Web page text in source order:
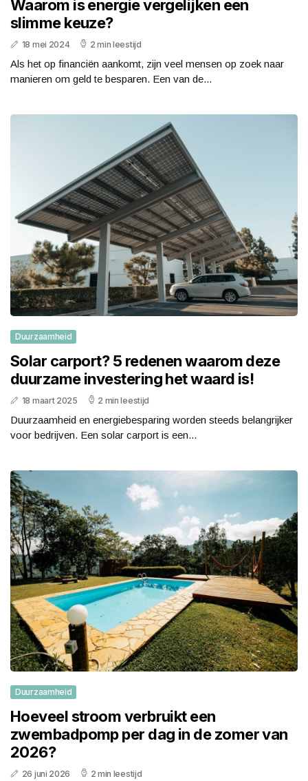
Waarom is energie vergelijken een
slimme keuze?
18 mei 2024 2 min leestijd
Als het op financiën aankomt, zijn veel mensen op zoek naar
manieren om geld te besparen. Een van de...
Duurzaamheid
Solar carport? 5 redenen waarom deze
duurzame investering het waard is!
18 maart 2025 2 min leestijd
Duurzaamheid en energiebesparing worden steeds belangrijker
voor bedrijven. Een solar carport is een...
Duurzaamheid
Hoeveel stroom verbruikt een
zwembadpomp per dag in de zomer van
2026?
26 juni 2026 2 min leestijd